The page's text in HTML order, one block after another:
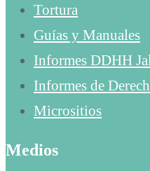
Tortura
Guías y Manuales
Informes DDHH
Informes de
Micrositios
Medios